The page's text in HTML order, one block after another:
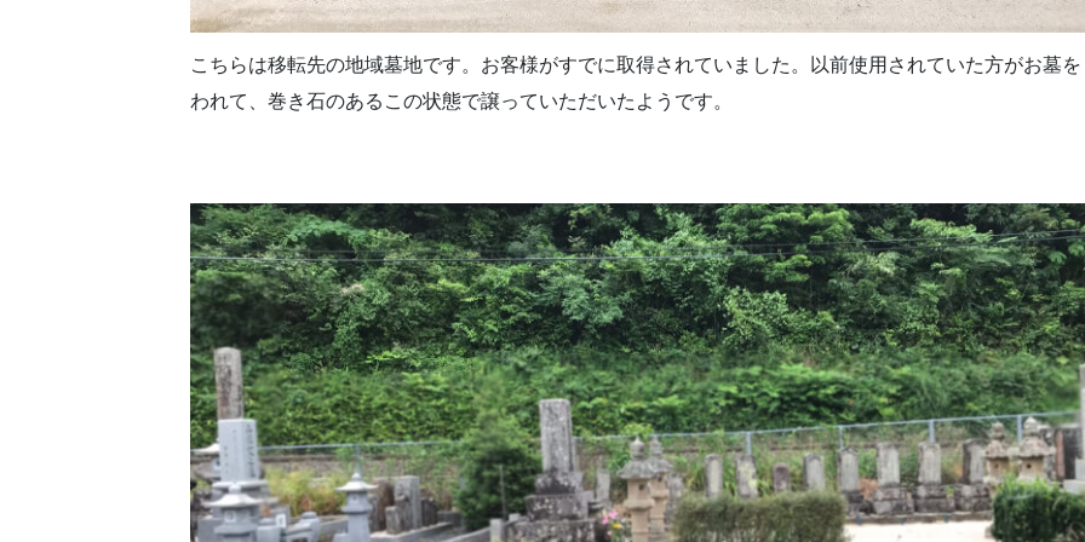
こちらは移転先の地域墓地です。お客様がすでに取得されていました。以前使用されていた方がお墓
われて、巻き石のあるこの状態で譲っていただいたようです。